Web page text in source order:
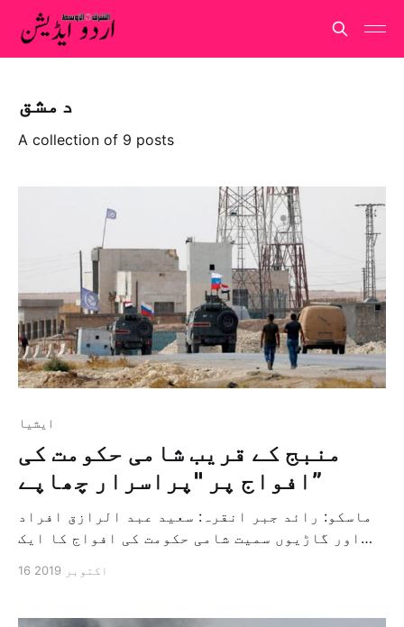
دمشق
A collection of 9 posts
ايشيا
منبج کے قریب شامی حکومت کی
افواج پر "پراسرار چھاپے”
ماسکو: رائد جبر انقرہ: سعید عبد الرازق افراد
اور گاڑیوں سمیت شامی حکومت کی افواج کا ایک
حادثہ اس وقت پیش آیا جب وہ حلب کے شمال مشرقی
16 اکتوبر 2019